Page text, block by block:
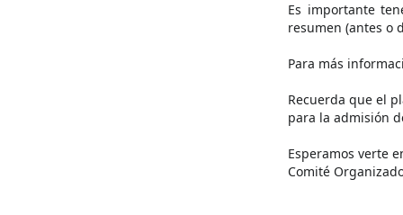
Es importante
resumen (antes o
Para más
Recuerda que el
para la admisión
Esperamos verte
Comité